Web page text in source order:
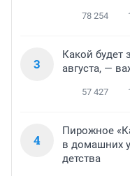
78 254
3
Какой будет
августа, —
57 427
4
Пирожное
в домашних
детства